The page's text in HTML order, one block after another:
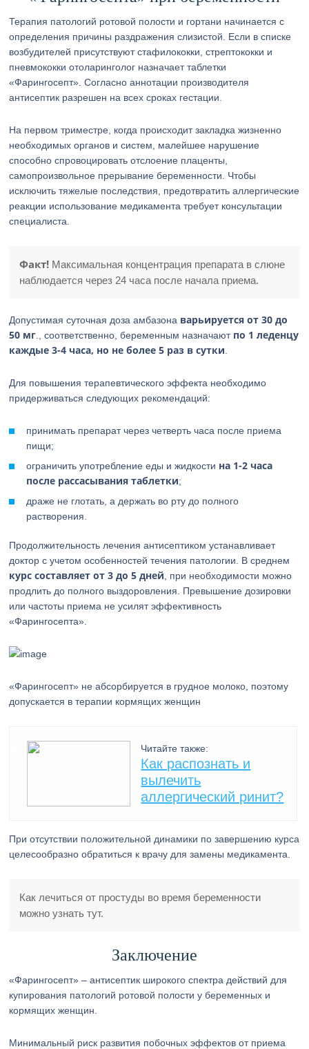
Терапия патологий ротовой полости и гортани начинается с
определения причины раздражения слизистой. Если в списке
возбудителей присутствуют стафилококки, стрептококки и
пневмококки отоларинголог назначает таблетки
«Фарингосепт». Согласно аннотации производителя
антисептик разрешен на всех сроках гестации.
На первом триместре, когда происходит закладка жизненно
необходимых органов и систем, малейшее нарушение
способно спровоцировать отслоение плаценты,
самопроизвольное прерывание беременности. Чтобы
исключить тяжелые последствия, предотвратить аллергические
реакции использование медикамента требует консультации
специалиста.
Факт! Максимальная концентрация препарата в слюне
наблюдается через 24 часа после начала приема.
Допустимая суточная доза амбазона варьируется от 30 до
50 мг ., соответственно, беременным назначают по 1 леденцу
каждые 3-4 часа, но не более 5 раз в сутки
Для повышения терапевтического эффекта необходимо
придерживаться следующих рекомендаций:
принимать препарат через четверть часа после приема
пищи;
ограничить употребление еды и жидкости на 1-2 часа
после рассасывания таблетки;
драже не глотать, а держать во рту до полного
растворения.
Продолжительность лечения антисептиком устанавливает
доктор с учетом особенностей течения патологии. В среднем
курс составляет от 3 до 5 дней , при необходимости можно
продлить до полного выздоровления. Превышение дозировки
или частоты приема не усилят эффективность
«Фарингосепта».
«Фарингосепт» не абсорбируется в грудное молоко, поэтому
допускается в терапии кормящих женщин
Читайте также:
Как распознать и
вылечить
аллергический ринит?
При отсутствии положительной динамики по завершению курса
целесообразно обратиться к врачу для замены медикамента.
Как лечиться от простуды во время беременности
можно узнать тут.
Заключение
«Фарингосепт» – антисептик широкого спектра действий для
купирования патологий ротовой полости у беременных и
кормящих женщин.
Минимальный риск развития побочных эффектов от приема